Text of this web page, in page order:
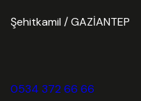
Şehitkamil / GAZİANTEP
0534 372 66 66